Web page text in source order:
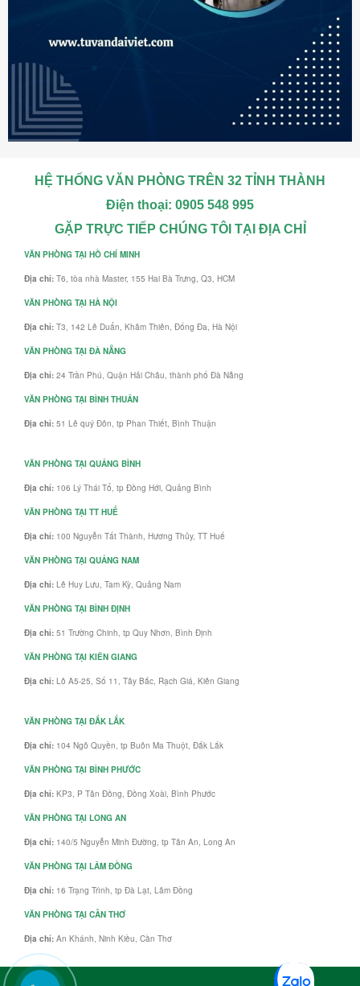
HỆ THỐNG VĂN PHÒNG TRÊN 32 TỈNH THÀNH
Điện thoại: 0905 548 995
GẶP TRỰC TIẾP CHÚNG TÔI TẠI ĐỊA CHỈ
VĂN PHÒNG TẠI HỒ CHÍ MINH
Địa chỉ: T6, tòa nhà Master, 155 Hai Bà Trưng, Q3, HCM
VĂN PHÒNG TẠI HÀ NỘI
Địa chỉ: T3, 142 Lê Duẩn, Khâm Thiên, Đống Đa, Hà Nội
VĂN PHÒNG TẠI ĐÀ NẴNG
Địa chỉ: 24 Trần Phú, Quận Hải Châu, thành phố Đà Nẵng
VĂN PHÒNG TẠI BÌNH THUÂN
Địa chỉ: 51 Lê quý Đôn, tp Phan Thiết, Bình Thuận
VĂN PHÒNG TẠI QUẢNG BÌNH
Địa chỉ: 106 Lý Thái Tổ, tp Đồng Hới, Quảng Bình
VĂN PHÒNG TẠI TT HUẾ
Địa chỉ: 100 Nguyễn Tất Thành, Hương Thủy, TT Huế
VĂN PHÒNG TẠI QUẢNG NAM
Địa chỉ: Lê Huy Lưu, Tam Kỳ, Quảng Nam
VĂN PHÒNG TẠI BÌNH ĐỊNH
Địa chỉ: 51 Trường Chinh, tp Quy Nhơn, Bình Định
VĂN PHÒNG TẠI KIÊN GIANG
Địa chỉ: Lô A5-25, Số 11, Tây Bắc, Rạch Giá, Kiên Giang
VĂN PHÒNG TẠI ĐẮK LẮK
Địa chỉ: 104 Ngô Quyền, tp Buôn Ma Thuột, Đắk Lắk
VĂN PHÒNG TẠI BÌNH PHƯỚC
Địa chỉ: KP3, P Tân Đồng, Đồng Xoài, Bình Phước
VĂN PHÒNG TẠI LONG AN
Địa chỉ: 140/5 Nguyễn Minh Đường, tp Tân An, Long An
VĂN PHÒNG TẠI LÂM ĐỒNG
Địa chỉ: 16 Trạng Trình, tp Đà Lạt, Lâm Đồng
VĂN PHÒNG TẠI CẦN THƠ
Địa chỉ: An Khánh, Ninh Kiều, Cần Thơ